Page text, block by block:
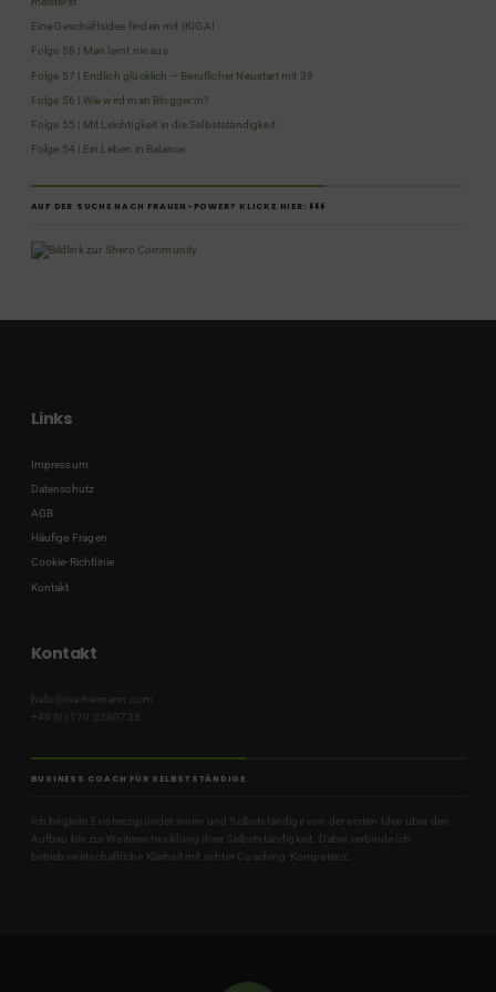
Eine Geschäftsidee finden mit IKIGAI
Folge 58 | Man lernt nie aus
Folge 57 | Endlich glücklich – Beruflicher Neustart mit 39
Folge 56 | Wie wird man Blogger:in?
Folge 55 | Mit Leichtigkeit in die Selbstständigkeit
Folge 54 | Ein Leben in Balance
AUF DER SUCHE NACH FRAUEN-POWER? KLICKE HIER: ⬇️⬇️⬇️
Links
Impressum
Datenschutz
AGB
Häufige Fragen
Cookie-Richtlinie
Kontakt
Kontakt
hallo@isa-hiemann.com
+49 (0) 170 2360733
BUSINESS COACH FÜR SELBSTSTÄNDIGE
Ich begleite Existenzgründer:innen und Selbstständige von der ersten Idee über den
Aufbau bis zur Weiterentwicklung ihrer Selbstständigkeit. Dabei verbinde ich
betriebswirtschaftliche Klarheit mit echter Coaching-Kompetenz.